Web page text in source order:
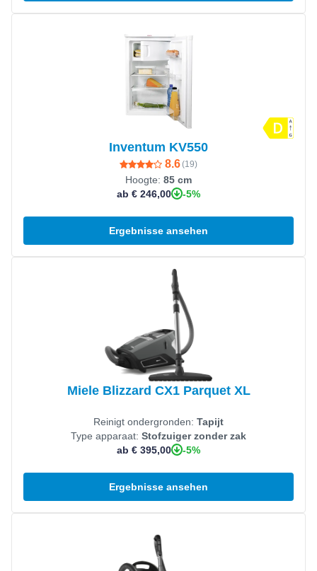
Inventum KV550
8.6(19)
Hoogte: 85 cm
ab € 246,00
-5%
Ergebnisse ansehen
Miele Blizzard CX1 Parquet XL
Reinigt ondergronden: Tapijt
Type apparaat: Stofzuiger zonder zak
ab € 395,00
-5%
Ergebnisse ansehen